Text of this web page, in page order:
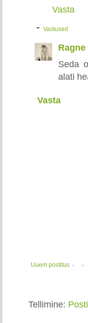
Vasta
Vastused
Ragne
Seda
alati
Vasta
Uuem postitus
Tellimine: